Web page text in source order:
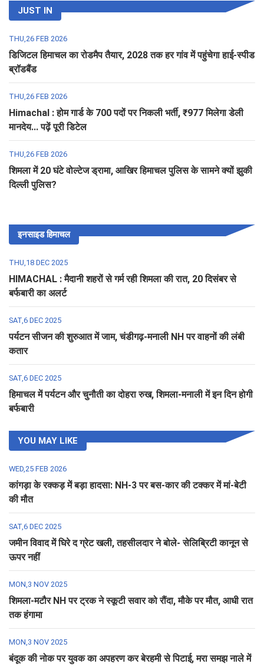
JUST IN
THU,26 FEB 2026
डिजिटल हिमाचल का रोडमैप तैयार, 2028 तक हर गांव में पहुंचेगा हाई-स्पीड
ब्रॉडबैंड
THU,26 FEB 2026
Himachal : होम गार्ड के 700 पदों पर निकली भर्ती, ₹977 मिलेगा डेली
मानदेय... पढ़ें पूरी डिटेल
THU,26 FEB 2026
शिमला में 20 घंटे वोल्टेज ड्रामा, आखिर हिमाचल पुलिस के सामने क्यों झुकी
दिल्ली पुलिस?
इनसाइड हिमाचल
THU,18 DEC 2025
HIMACHAL : मैदानी शहरों से गर्म रही शिमला की रात, 20 दिसंबर से
बर्फबारी का अलर्ट
SAT,6 DEC 2025
पर्यटन सीजन की शुरुआत में जाम, चंडीगढ़-मनाली NH पर वाहनों की लंबी
कतार
SAT,6 DEC 2025
हिमाचल में पर्यटन और चुनौती का दोहरा रुख, शिमला-मनाली में इन दिन होगी
बर्फबारी
YOU MAY LIKE
WED,25 FEB 2026
कांगड़ा के रक्कड़ में बड़ा हादसा: NH-3 पर बस-कार की टक्कर में मां-बेटी
की मौत
SAT,6 DEC 2025
जमीन विवाद में घिरे द ग्रेट खली, तहसीलदार ने बोले- सेलिब्रिटी कानून से
ऊपर नहीं
MON,3 NOV 2025
शिमला-मटौर NH पर ट्रक ने स्कूटी सवार को रौंदा, मौके पर मौत, आधी रात
तक हंगामा
MON,3 NOV 2025
बंदूक की नोक पर युवक का अपहरण कर बेरहमी से पिटाई, मरा समझ नाले में